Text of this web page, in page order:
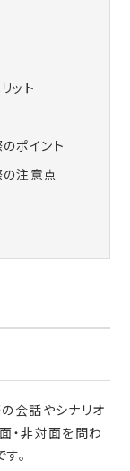
ット
ポイント
の注意点
会話やシナリオ
・非対面を問わ
。